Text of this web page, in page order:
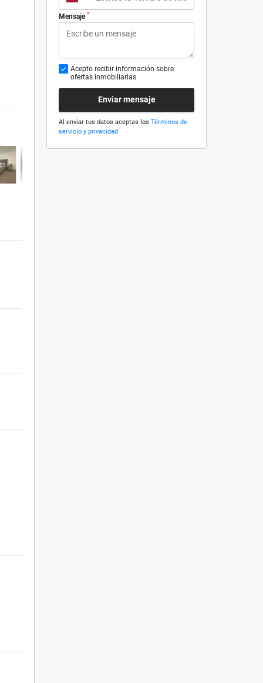
Mensaje *
Acepto recibir información sobre
ofertas inmobiliarias
Enviar mensaje
Al enviar tus datos aceptas los Términos de
servicio y privacidad